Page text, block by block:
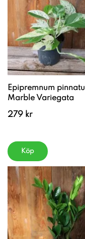
Epipremnum
Marble Variegata
279 kr
Köp